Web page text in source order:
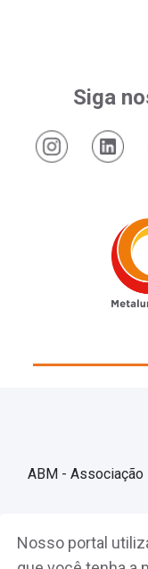
Nosso portal
Siga
ABM -